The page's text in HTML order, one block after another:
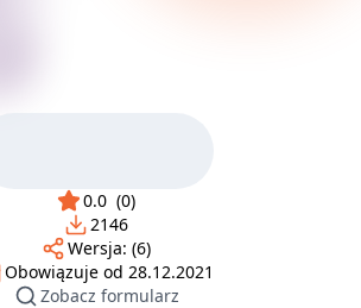
0.0 (0)
2146
Wersja: (6)
Obowiązuje od 28.12.2021
Zobacz formularz